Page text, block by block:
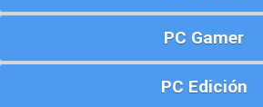
PC Gamer
PC Edición